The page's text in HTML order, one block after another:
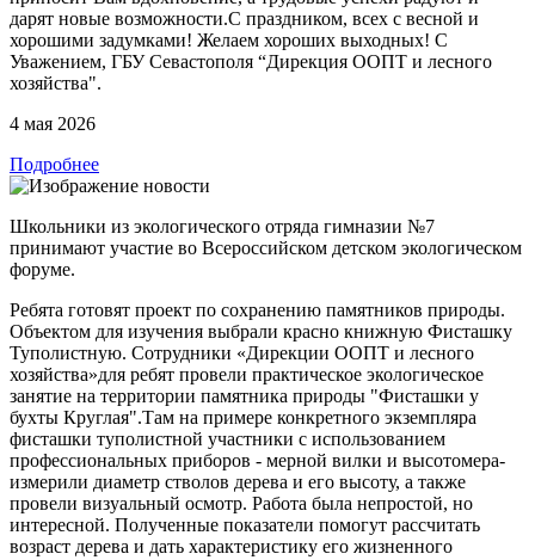
дарят новые возможности.С праздником, всех с весной и
хорошими задумками! Желаем хороших выходных! С
Уважением, ГБУ Севастополя “Дирекция ООПТ и лесного
хозяйства".
4 мая 2026
Подробнее
Школьники из экологического отряда гимназии №7
принимают участие во Всероссийском детском экологическом
форуме.
Ребята готовят проект по сохранению памятников природы.
Объектом для изучения выбрали красно книжную Фисташку
Туполистную. Сотрудники «Дирекции ООПТ и лесного
хозяйства»для ребят провели практическое экологическое
занятие на территории памятника природы "Фисташки у
бухты Круглая".Там на примере конкретного экземпляра
фисташки туполистной участники с использованием
профессиональных приборов - мерной вилки и высотомера-
измерили диаметр стволов дерева и его высоту, а также
провели визуальный осмотр. Работа была непростой, но
интересной. Полученные показатели помогут рассчитать
возраст дерева и дать характеристику его жизненного